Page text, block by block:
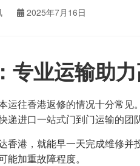
2025年7月16日
专业运输助
往香港返修的情况十分常见
进口一站式门到门运输的团
香港，就能早一天完成维修并
加重故障程度。